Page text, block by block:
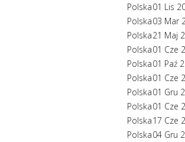
Polska01 Lis
Polska03 Mar
Polska21 Maj
Polska01 Cze
Polska01 Paź
Polska01 Cze
Polska01 Gru
Polska01 Cze
Polska17 Cze
Polska04 Gru